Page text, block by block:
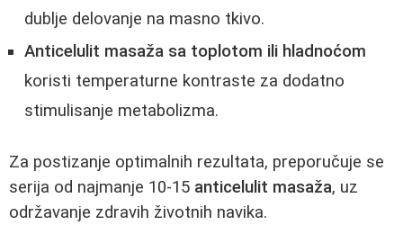
dublje delovanje na masno tkivo.
Anticelulit masaža sa toplotom ili hladnoćom
koristi temperaturne kontraste za dodatno
stimulisanje metabolizma.
Za postizanje optimalnih rezultata, preporučuje se
serija od najmanje 10-15 anticelulit masaža, uz
održavanje zdravih životnih navika.